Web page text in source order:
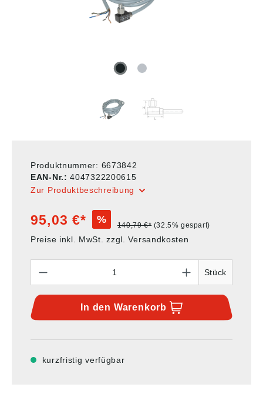
Produktnummer: 6673842
EAN-Nr.:4047322200615
Zur Produktbeschreibung
95,03 €* % 140,79 €* (32.5% gespart)
Preise inkl. MwSt. zzgl. Versandkosten
Stück
In den Warenkorb
kurzfristig verfügbar